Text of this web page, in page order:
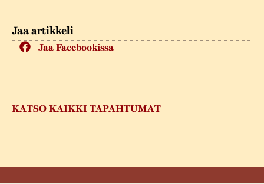
Jaa artikkeli
Jaa Facebookissa
KATSO KAIKKI TAPAHTUMAT